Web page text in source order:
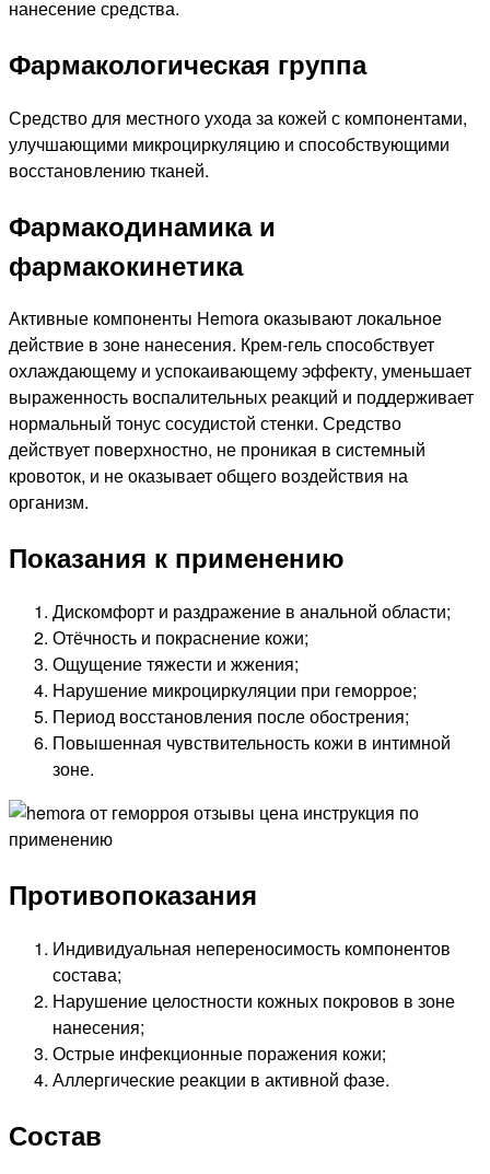
нанесение средства.
Фармакологическая группа
Средство для местного ухода за кожей с компонентами,
улучшающими микроциркуляцию и способствующими
восстановлению тканей.
Фармакодинамика и
фармакокинетика
Активные компоненты Hemora оказывают локальное
действие в зоне нанесения. Крем-гель способствует
охлаждающему и успокаивающему эффекту, уменьшает
выраженность воспалительных реакций и поддерживает
нормальный тонус сосудистой стенки. Средство
действует поверхностно, не проникая в системный
кровоток, и не оказывает общего воздействия на
организм.
Показания к применению
Дискомфорт и раздражение в анальной области;
Отёчность и покраснение кожи;
Ощущение тяжести и жжения;
Нарушение микроциркуляции при геморрое;
Период восстановления после обострения;
Повышенная чувствительность кожи в интимной
зоне.
Противопоказания
Индивидуальная непереносимость компонентов
состава;
Нарушение целостности кожных покровов в зоне
нанесения;
Острые инфекционные поражения кожи;
Аллергические реакции в активной фазе.
Состав